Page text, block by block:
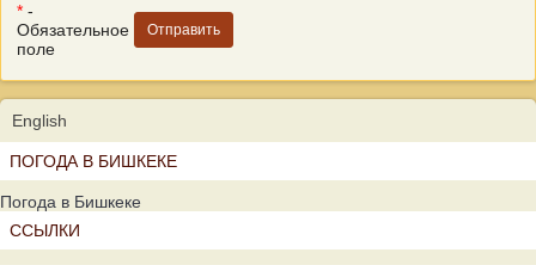
* -
Обязательное
поле
English
ПОГОДА В БИШКЕКЕ
Погода в Бишкеке
ССЫЛКИ